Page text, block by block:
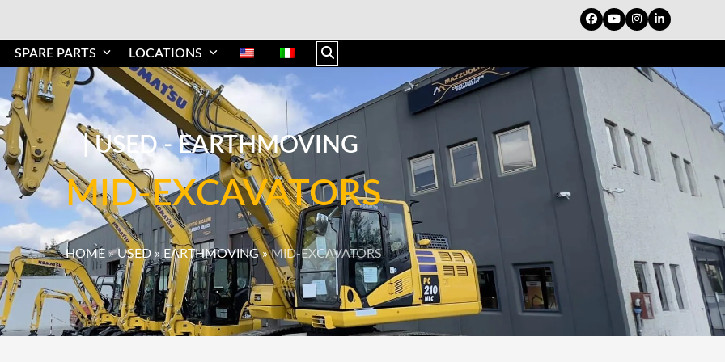
Facebook
YouTubeInstagram
LinkedIn
SPARE PARTS LOCATIONS
|USED - EARTHMOVING
MID-EXCAVATORS
HOME»USED» EARTHMOVING»MID-EXCAVATORS